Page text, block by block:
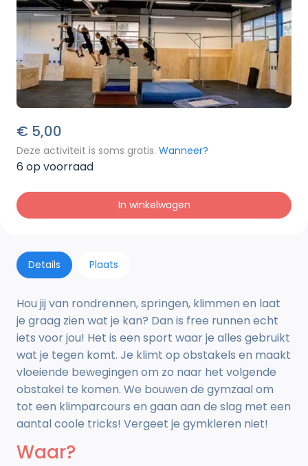
€ 5,00
Deze activiteit is soms gratis. Wanneer?
6 op voorraad
In winkelwagen
Details Plaats
Hou jij van rondrennen, springen, klimmen en laat
je graag zien wat je kan? Dan is free runnen echt
iets voor jou! Het is een sport waar je alles gebruikt
wat je tegen komt. Je klimt op obstakels en maakt
vloeiende bewegingen om zo naar het volgende
obstakel te komen. We bouwen de gymzaal om
tot een klimparcours en gaan aan de slag met een
aantal coole tricks! Vergeet je gymkleren niet!
Waar?